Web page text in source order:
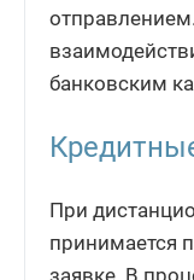
банковским
При
принимается